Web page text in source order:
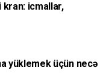
kran: icmallar,
yüklemek üçün necə